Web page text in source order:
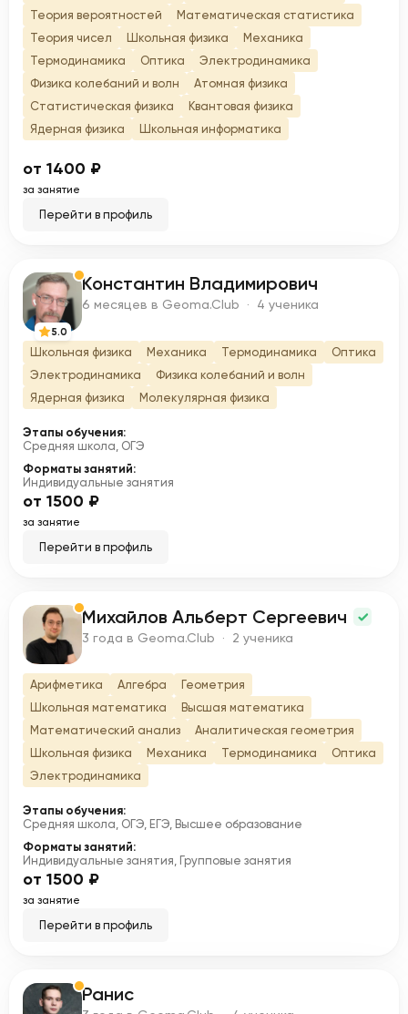
Теория вероятностей
Математическая статистика
Теория чисел
Школьная физика
Механика
Термодинамика
Оптика
Электродинамика
Физика колебаний и волн
Атомная физика
Статистическая физика
Квантовая физика
Ядерная физика
Школьная информатика
от 1400 ₽
за занятие
Перейти в профиль
К
5.0
Константин Владимирович
6 месяцев в Geoma.Club · 4 ученика
Школьная физика Механика Термодинамика
Оптика
Электродинамика
Физика колебаний и волн
Ядерная физика
Молекулярная физика
Этапы обучения:
Средняя школа, ОГЭ
Форматы занятий:
Индивидуальные занятия
от 1500 ₽
за занятие
Перейти в профиль
М Михайлов Альберт Сергеевич
3 года в Geoma.Club · 2 ученика
Арифметика Алгебра
Геометрия
Школьная математика
Высшая математика
Математический анализ
Аналитическая геометрия
Школьная физика
Механика Термодинамика
Оптика
Электродинамика
Этапы обучения:
Средняя школа, ОГЭ, ЕГЭ, Высшее образование
Форматы занятий:
Индивидуальные занятия, Групповые занятия
от 1500 ₽
за занятие
Перейти в профиль
Ранис